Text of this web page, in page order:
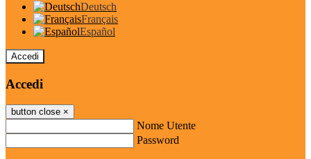
Deutsch
Français
Español
Accedi
Accedi
button close ×
Nome Utente
Password